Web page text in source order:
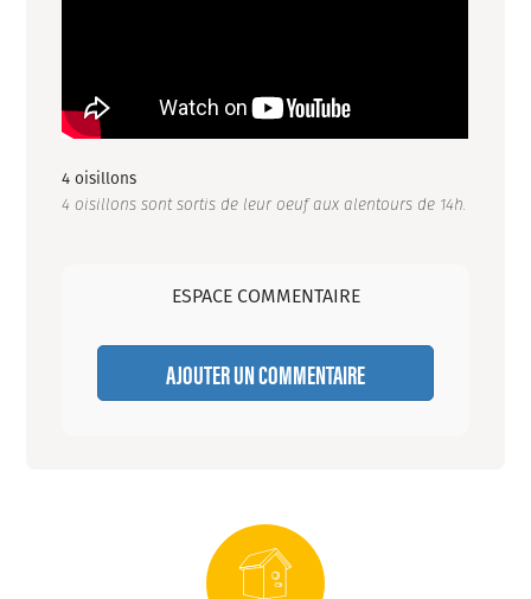
4 oisillons
4 oisillons sont sortis de leur oeuf aux alentours de 14h.
ESPACE COMMENTAIRE
AJOUTER UN COMMENTAIRE